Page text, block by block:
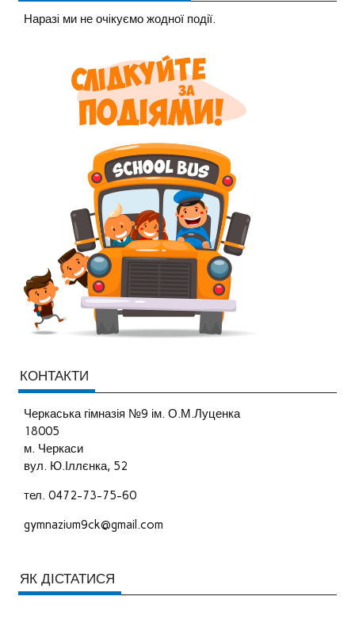
Наразi ми не очiкуємо жодної події.
КОНТАКТИ
Черкаська гімназія №9 ім. О.М.Луценка
18005
м. Черкаси
вул. Ю.Іллєнка, 52
тел. 0472-73-75-60
gymnazium9ck@gmail.com
ЯК ДІСТАТИСЯ